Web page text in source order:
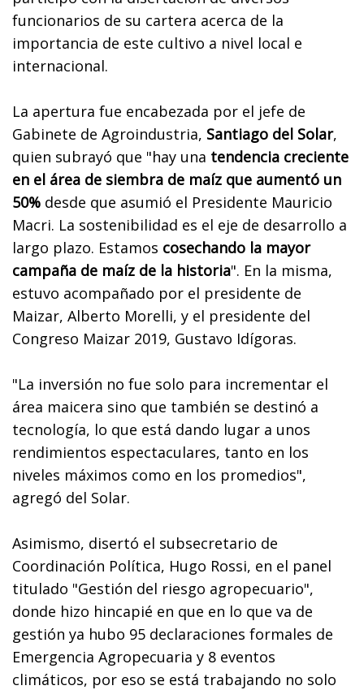
funcionarios de su cartera acerca de la
importancia de este cultivo a nivel local e
internacional.
La apertura fue encabezada por el jefe de
Gabinete de Agroindustria, Santiago del Solar,
quien subrayó que "hay una tendencia creciente
en el área de siembra de maíz que aumentó un
50% desde que asumió el Presidente Mauricio
Macri. La sostenibilidad es el eje de desarrollo a
largo plazo. Estamos cosechando la mayor
campaña de maíz de la historia". En la misma,
estuvo acompañado por el presidente de
Maizar, Alberto Morelli, y el presidente del
Congreso Maizar 2019, Gustavo Idígoras.
"La inversión no fue solo para incrementar el
área maicera sino que también se destinó a
tecnología, lo que está dando lugar a unos
rendimientos espectaculares, tanto en los
niveles máximos como en los promedios",
agregó del Solar.
Asimismo, disertó el subsecretario de
Coordinación Política, Hugo Rossi, en el panel
titulado "Gestión del riesgo agropecuario",
donde hizo hincapié en que en lo que va de
gestión ya hubo 95 declaraciones formales de
Emergencia Agropecuaria y 8 eventos
climáticos, por eso se está trabajando no solo